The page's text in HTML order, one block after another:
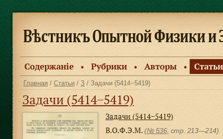
Содержанiе ● Рубрики ● Авторы ● Статьи
Главная / Статьи / З / Задачи (5414−5419)
Задачи (5414−5419)
Задачи (5414−5419)
В.О.Ф.Э.М. (№ 536, стр. 213—214)